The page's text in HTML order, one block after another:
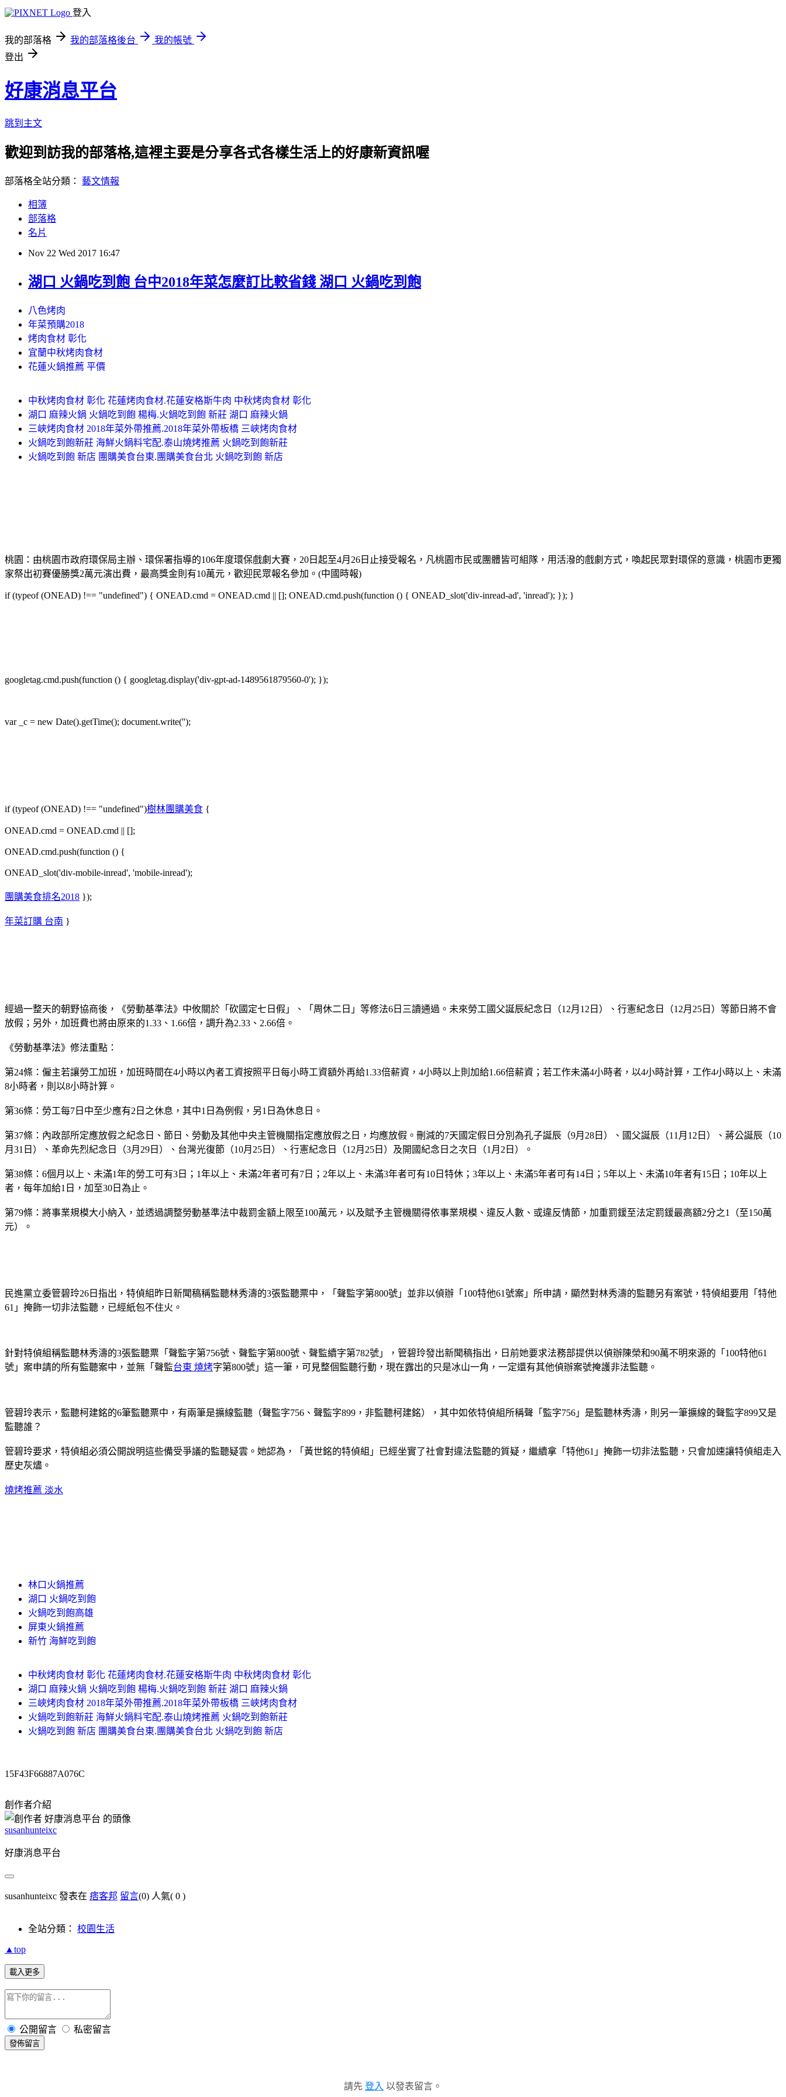
登入
我的部落格 我的部落格後台
我的帳號
登出
好康消息平台
跳到主文
歡迎到訪我的部落格,這裡主要是分享各式各樣生活上的好康新資訊喔
部落格全站分類： 藝文情報
相簿
部落格
名片
Nov 22 Wed 2017 16:47
湖口 火鍋吃到飽 台中2018年菜怎麼訂比較省錢 湖口 火鍋吃到飽
八色烤肉
年菜預購2018
烤肉食材 彰化
宜蘭中秋烤肉食材
花蓮火鍋推薦 平價
中秋烤肉食材 彰化 花蓮烤肉食材.花蓮安格斯牛肉 中秋烤肉食材 彰化
湖口 麻辣火鍋 火鍋吃到飽 楊梅.火鍋吃到飽 新莊 湖口 麻辣火鍋
三峽烤肉食材 2018年菜外帶推薦.2018年菜外帶板橋 三峽烤肉食材
火鍋吃到飽新莊 海鮮火鍋料宅配.泰山燒烤推薦 火鍋吃到飽新莊
火鍋吃到飽 新店 團購美食台東.團購美食台北 火鍋吃到飽 新店
桃園：由桃園市政府環保局主辦、環保署指導的106年度環保戲劇大賽，20日起至4月26日止接受報名，凡桃園市民或團體皆可組隊，用活潑的戲劇方式，喚起民眾對環保的意識，桃園市更獨
家祭出初賽優勝獎2萬元演出費，最高獎金則有10萬元，歡迎民眾報名參加。(中國時報)
if (typeof (ONEAD) !== "undefined") { ONEAD.cmd = ONEAD.cmd || []; ONEAD.cmd.push(function () { ONEAD_slot('div-inread-ad', 'inread'); }); }
googletag.cmd.push(function () { googletag.display('div-gpt-ad-1489561879560-0'); });
var _c = new Date().getTime(); document.write('');
if (typeof (ONEAD) !== "undefined")樹林團購美食 {
ONEAD.cmd = ONEAD.cmd || [];
ONEAD.cmd.push(function () {
ONEAD_slot('div-mobile-inread', 'mobile-inread');
團購美食排名2018 });
年菜訂購 台南 }
經過一整天的朝野協商後，《勞動基準法》中攸關於「砍國定七日假」、「周休二日」等修法6日三讀通過。未來勞工國父誕辰紀念日（12月12日）、行憲紀念日（12月25日）等節日將不會
放假；另外，加班費也將由原來的1.33、1.66倍，調升為2.33、2.66倍。
《勞動基準法》修法重點：
第24條：僱主若讓勞工加班，加班時間在4小時以內者工資按照平日每小時工資額外再給1.33倍薪資，4小時以上則加給1.66倍薪資；若工作未滿4小時者，以4小時計算，工作4小時以上、未滿
8小時者，則以8小時計算。
第36條：勞工每7日中至少應有2日之休息，其中1日為例假，另1日為休息日。
第37條：內政部所定應放假之紀念日、節日、勞動及其他中央主管機關指定應放假之日，均應放假。刪減的7天國定假日分別為孔子誕辰（9月28日）、國父誕辰（11月12日）、蔣公誕辰（10
月31日）、革命先烈紀念日（3月29日）、台灣光復節（10月25日）、行憲紀念日（12月25日）及開國紀念日之次日（1月2日）。
第38條：6個月以上、未滿1年的勞工可有3日；1年以上、未滿2年者可有7日；2年以上、未滿3年者可有10日特休；3年以上、未滿5年者可有14日；5年以上、未滿10年者有15日；10年以上
者，每年加給1日，加至30日為止。
第79條：將事業規模大小納入，並透過調整勞動基準法中裁罰金額上限至100萬元，以及賦予主管機關得依事業規模、違反人數、或違反情節，加重罰鍰至法定罰鍰最高額2分之1（至150萬
元）。
民進黨立委管碧玲26日指出，特偵組昨日新聞稿稱監聽林秀濤的3張監聽票中，「聲監字第800號」並非以偵辦「100特他61號案」所申請，顯然對林秀濤的監聽另有案號，特偵組要用「特他
61」掩飾一切非法監聽，已經紙包不住火。
針對特偵組稱監聽林秀濤的3張監聽票「聲監字第756號、聲監字第800號、聲監續字第782號」，管碧玲發出新聞稿指出，日前她要求法務部提供以偵辦陳榮和90萬不明來源的「100特他61
號」案申請的所有監聽案中，並無「聲監台東 燒烤字第800號」這一筆，可見整個監聽行動，現在露出的只是冰山一角，一定還有其他偵辦案號掩護非法監聽。
管碧玲表示，監聽柯建銘的6筆監聽票中，有兩筆是擴線監聽（聲監字756、聲監字899，非監聽柯建銘），其中如依特偵組所稱聲「監字756」是監聽林秀濤，則另一筆擴線的聲監字899又是
監聽誰？
管碧玲要求，特偵組必須公開說明這些備受爭議的監聽疑雲。她認為，「黃世銘的特偵組」已經坐實了社會對違法監聽的質疑，繼續拿「特他61」掩飾一切非法監聽，只會加速讓特偵組走入
歷史灰燼。
燒烤推薦 淡水
林口火鍋推薦
湖口 火鍋吃到飽
火鍋吃到飽高雄
屏東火鍋推薦
新竹 海鮮吃到飽
中秋烤肉食材 彰化 花蓮烤肉食材.花蓮安格斯牛肉 中秋烤肉食材 彰化
湖口 麻辣火鍋 火鍋吃到飽 楊梅.火鍋吃到飽 新莊 湖口 麻辣火鍋
三峽烤肉食材 2018年菜外帶推薦.2018年菜外帶板橋 三峽烤肉食材
火鍋吃到飽新莊 海鮮火鍋料宅配.泰山燒烤推薦 火鍋吃到飽新莊
火鍋吃到飽 新店 團購美食台東.團購美食台北 火鍋吃到飽 新店
15F43F66887A076C
創作者介紹
susanhunteixc
好康消息平台
susanhunteixc 發表在 痞客邦 留言(0) 人氣( 0 )
全站分類： 校園生活
▲top
載入更多
公開留言 私密留言
發佈留言
請先 登入 以發表留言。